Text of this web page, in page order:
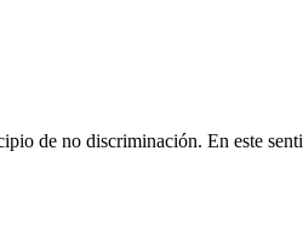
de no discriminación. En este